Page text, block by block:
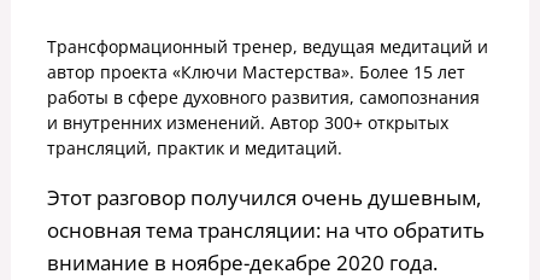
Трансформационный тренер, ведущая медитаций и
автор проекта «Ключи Мастерства». Более 15 лет
работы в сфере духовного развития, самопознания
и внутренних изменений. Автор 300+ открытых
трансляций, практик и медитаций.
Этот разговор получился очень душевным,
основная тема трансляции: на что обратить
внимание в ноябре-декабре 2020 года.